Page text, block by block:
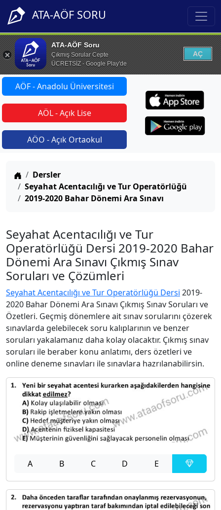
ATA-AÖF SORU
ATA-AÖF Soru
Çıkmış Sorular Cepte
ÜCRETSİZ - Google Play'de
AÇ
AÖF - Anadolu Üniversitesi
AÖL - Açık Lise
AÖO - Açık Ortaokul
Anasayfa
Dersler
Seyahat Acentacılığı ve Tur Operatörlüğü
2019-2020 Bahar Dönemi Ara Sınavı
Seyahat Acentacılığı ve Tur
Operatörlüğü Dersi 2019-2020 Bahar
Dönemi Ara Sınavı Çıkmış Sınav
Soruları ve Çözümleri
Seyahat Acentacılığı ve Tur Operatörlüğü Dersi 2019-
2020 Bahar Dönemi Ara Sınavı Çıkmış Sınav Soruları ve
Özetleri. Geçmiş dönemlere ait sınav sorularını çözerek
sınavlarda gelebilecek soru kalıplarının ve benzer
soruları yakalamanız daha kolay olacaktır. Çıkmış sınav
soruları ile beraber konu anlatımı, ders özetleri ve
online deneme sınavları ile sınavlara hazrılanabilirsin.
A B C D E